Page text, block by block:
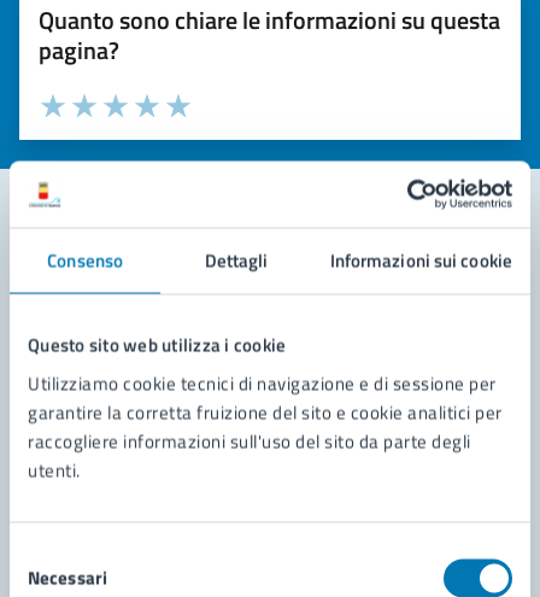
Consenso Dettagli Informazioni sui cookie
Questo sito web utilizza i cookie
Utilizziamo cookie tecnici di navigazione e di sessione per
garantire la corretta fruizione del sito e cookie analitici per
raccogliere informazioni sull'uso del sito da parte degli
utenti.
delNecessari
Quanto sono chiare le informazioni su questa
pagina?
Valuta la chiarezza delle informazioni (da 1 a 5 stelle)
Seleziona il numero di stelle per valutare la chiarezza delle
Valuta 5 stelle su 5
Valuta 4 stelle su 5
Valuta 3 stelle su 5
Valuta 2 stelle su 5
Valuta 1 stelle su 5
Contatta il comune
Richiedi assistenza
Prenota appuntamento
Problemi in città